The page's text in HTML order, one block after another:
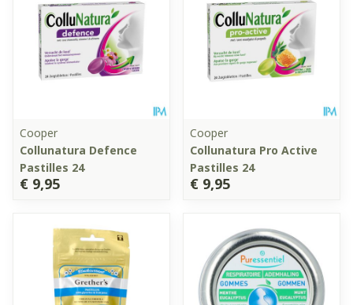
Cooper
Collunatura Defence
Pastilles 24
€ 9,95
Cooper
Collunatura Pro Active
Pastilles 24
€ 9,95